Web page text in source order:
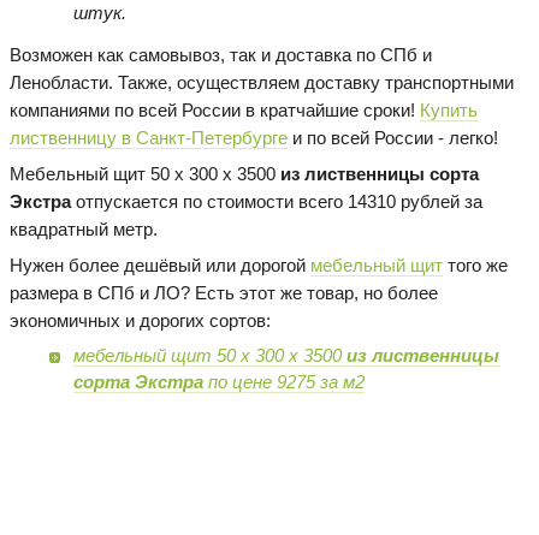
штук.
Возможен как самовывоз, так и доставка по СПб и
Ленобласти. Также, осуществляем доставку транспортными
компаниями по всей России в кратчайшие сроки! Купить
лиственницу в Санкт-Петербурге и по всей России - легко!
Мебельный щит 50 х 300 х 3500 из лиственницы сорта
Экстраотпускается по стоимости всего 14310 рублей за
квадратный метр.
Нужен более дешёвый или дорогой мебельный щит того же
размера в СПб и ЛО? Есть этот же товар, но более
экономичных и дорогих сортов:
мебельный щит 50 х 300 х 3500из лиственницы
сорта Экстрапо цене 9275 за м2